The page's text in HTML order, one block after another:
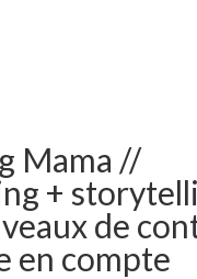
Mama //
+
de
en compte